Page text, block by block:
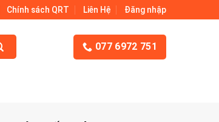
Chính sách QRT Liên Hệ Đăng nhập
077 6972 751